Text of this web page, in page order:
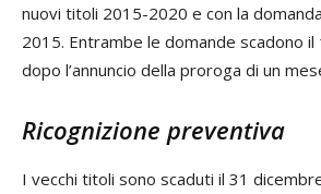
nuovi titoli 2015-2020 e con la
2015. Entrambe le domande scadono il
dopo l’annuncio della proroga di un
Ricognizione preventiva
I vecchi titoli sono scaduti il 31